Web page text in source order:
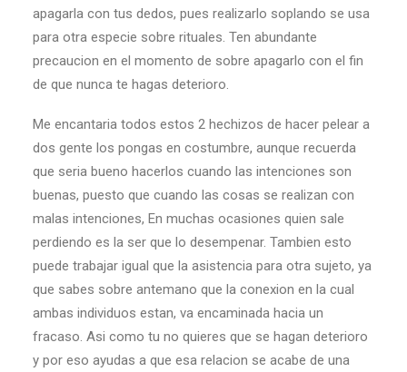
apagarla con tus dedos, pues realizarlo soplando se usa
para otra especie sobre rituales. Ten abundante
precaucion en el momento de sobre apagarlo con el fin
de que nunca te hagas deterioro.
Me encantari­a todos estos 2 hechizos de hacer pelear a
dos gente los pongas en costumbre, aunque recuerda
que seri­a bueno hacerlos cuando las intenciones son
buenas, puesto que cuando las cosas se realizan con
malas intenciones, En muchas ocasiones quien sale
perdiendo es la ser que lo desempenar. Tambien esto
puede trabajar igual que la asistencia para otra sujeto, ya
que sabes sobre antemano que la conexion en la cual
ambas individuos estan, va encaminada hacia un
fracaso. Asi­ como tu no quieres que se hagan deterioro
y por eso ayudas a que esa relacion se acabe de una